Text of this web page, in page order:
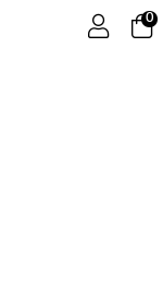
0
Bağlan